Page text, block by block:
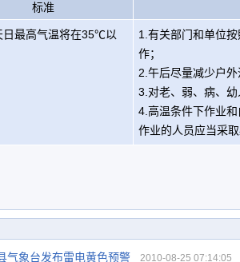
标准
日最高气温将在35℃以
1.有关部门和单位
作；
2.午后尽量减少户
3.对老、弱、病、
4.高温条件下作业
作业的人员应当采
气象台发布雷电黄色预警 2010-08-25 07:14:05